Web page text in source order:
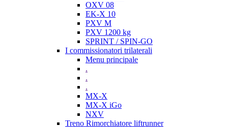
OXV 08
EK-X 10
PXV M
PXV 1200 kg
SPRINT / SPIN-GO
I commissionatori trilaterali
Menu principale
.
.
.
MX-X
MX-X iGo
NXV
Treno Rimorchiatore liftrunner